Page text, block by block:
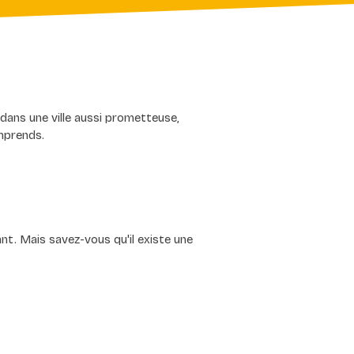
une ville aussi prometteuse,
Mais savez-vous qu'il existe une